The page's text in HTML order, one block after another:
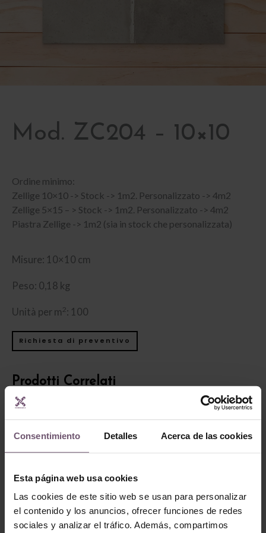
Consentimiento Detalles Acerca de las cookies
Esta página web usa cookies
Las cookies de este sitio web se usan para personalizar
el contenido y los anuncios, ofrecer funciones de redes
sociales y analizar el tráfico. Además, compartimos
Mod. ZC204 – 10×10
Ordine minimo:
Zellige 10×10 -> Stock -> 1m2. Personalizzato -> 4m2
Zellige 5×15 – > Stock -> 1m2. Personalizzato -> 4m2
Piastra Zellige -> 1m2 (sia in stock che personalizzata)
Misure: 10×10 cm
Peso: 0,18 kg
Unità per m 2: 100
Richiesta di preventivo
Prodotti Correlati
Zellige en stock -
none
Zellige en stock - none